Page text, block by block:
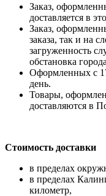
Заказ,
доставляется в
Заказ,
заказа, так и на
загруженность
обстановка
Оформленных с
день.
Товары,
доставляются в
Стоимость доставки
в пределах
в пределах
километр,